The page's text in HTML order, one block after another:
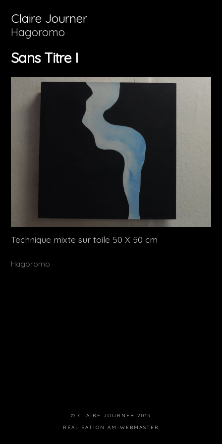
au
Claire Journer
Hagoromo
Sans Titre I
Technique mixte sur toile 50 X 50 cm
Publié
Hagoromo
© CLAIRE JOURNER 2019
RÉALISATION AM-WEBMASTER